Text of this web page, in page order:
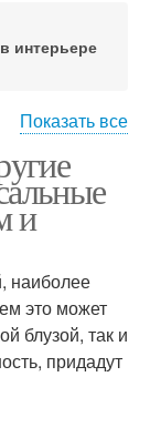
интерьере
интерьере
с чем
Показать все
и
наиболее
это может
блузой, так и
придадут